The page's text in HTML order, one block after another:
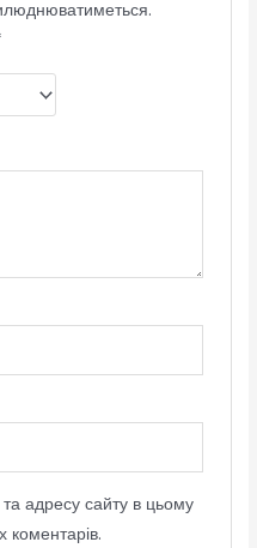
адресу сайту в цьому
коментарів.